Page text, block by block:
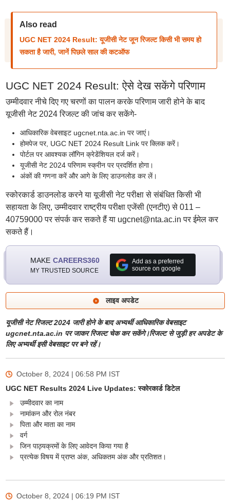
Also read
UGC NET 2024 Result: यूजीसी नेट जून रिजल्ट किसी भी समय हो
सकता है जारी, जानें पिछले साल की कटऑफ
UGC NET 2024 Result: ऐसे देख सकेंगे परिणाम
उम्मीदवार नीचे दिए गए चरणों का पालन करके परिणाम जारी होने के बाद
यूजीसी नेट 2024 रिजल्ट की जांच कर सकेंगे-
आधिकारिक वेबसाइट ugcnet.nta.ac.in पर जाएं।
होमपेज पर, UGC NET 2024 Result Link पर क्लिक करें।
पोर्टल पर आवश्यक लॉगिन क्रेडेंशियल दर्ज करें।
यूजीसी नेट 2024 परिणाम स्क्रीन पर प्रदर्शित होगा।
अंकों की गणना करें और आगे के लिए डाउनलोड कर लें।
स्कोरकार्ड डाउनलोड करने या यूजीसी नेट परीक्षा से संबंधित किसी भी
सहायता के लिए, उम्मीदवार राष्ट्रीय परीक्षा एजेंसी (एनटीए) से 011 –
40759000 पर संपर्क कर सकते हैं या ugcnet@nta.ac.in पर ईमेल कर
सकते हैं।
MAKE CAREERS360
MY TRUSTED SOURCE
Add as a preferred
source on google
लाइव अपडेट
यूजीसी नेट रिजल्ट 2024 जारी होने के बाद अभ्यर्थी आधिकारिक वेबसाइट
ugcnet.nta.ac.in पर जाकर रिजल्ट चेक कर सकेंगे।रिजल्ट से जुड़ी हर अपडेट के
लिए अभ्यर्थी इसी वेबसाइट पर बने रहें।
October 8, 2024 | 06:58 PM IST
UGC NET Results 2024 Live Updates: स्कोरकार्ड डिटेल
उम्मीदवार का नाम
नामांकन और रोल नंबर
पिता और माता का नाम
वर्ग
जिन पाठ्यक्रमों के लिए आवेदन किया गया है
प्रत्येक विषय में प्राप्त अंक, अधिकतम अंक और प्रतिशत।
October 8, 2024 | 06:19 PM IST